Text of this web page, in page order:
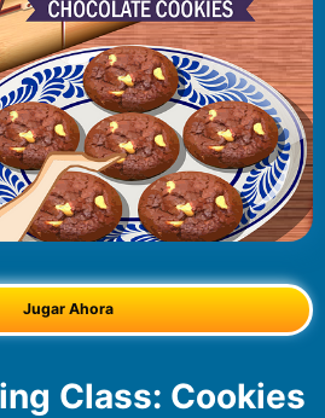
Jugar Ahora
Class: Cookies